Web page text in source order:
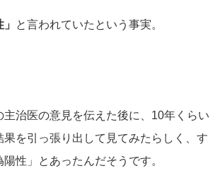
と言われていたという事実。
主治医の意見を伝えた後に、10年くらい
果を引っ張り出して見てみたらしく、す
性」とあったんだそうです。